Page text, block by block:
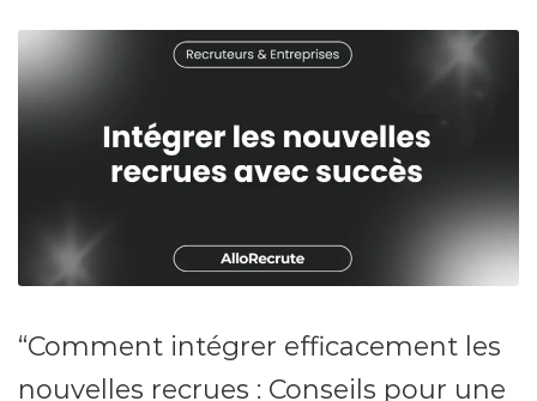
“Comment intégrer efficacement les
nouvelles recrues : Conseils pour une